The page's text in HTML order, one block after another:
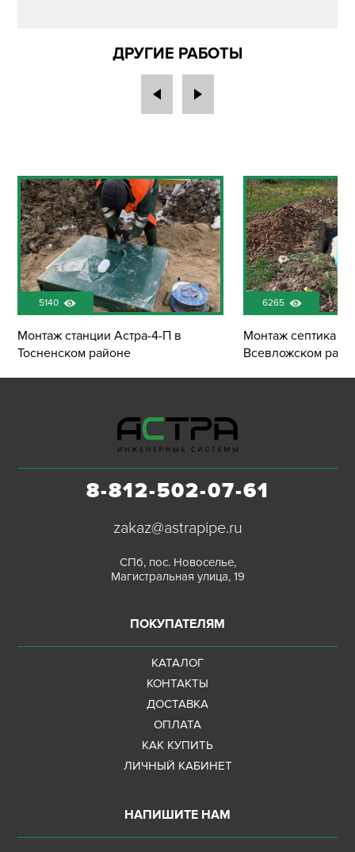
ДРУГИЕ РАБОТЫ
5140
Монтаж станции Астра-4-П в
Тосненском районе
6265
Монтаж септика
Всевложском
8-812-502-07-61
zakaz@astrapipe.ru
СПб, пос. Новоселье,
Магистральная улица, 19
ПОКУПАТЕЛЯМ
КАТАЛОГ
КОНТАКТЫ
ДОСТАВКА
ОПЛАТА
КАК КУПИТЬ
ЛИЧНЫЙ КАБИНЕТ
НАПИШИТЕ НАМ